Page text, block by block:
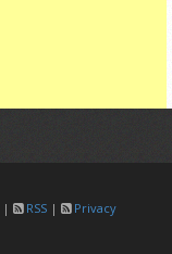
| RSS |
Privacy